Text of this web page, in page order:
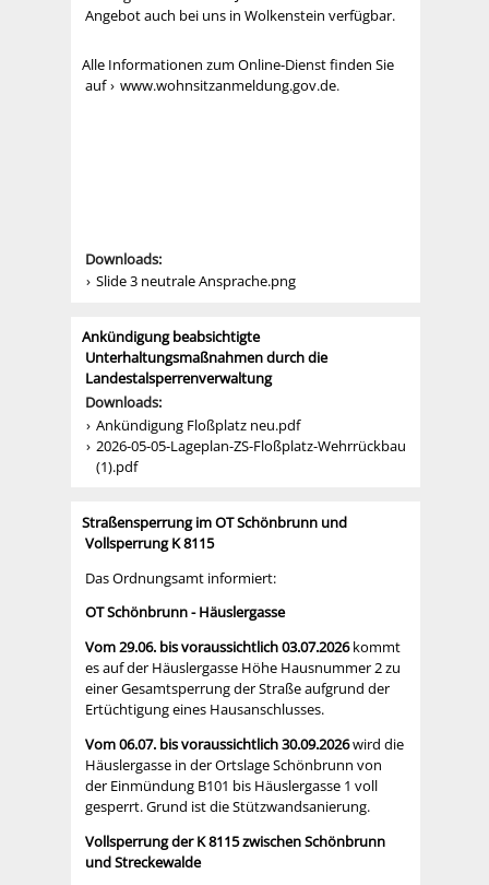
Angebot auch bei uns in Wolkenstein verfügbar.
Alle Informationen zum Online-Dienst finden Sie
auf
www.wohnsitzanmeldung.gov.de.
Downloads:
Slide 3 neutrale Ansprache.png
Ankündigung beabsichtigte
Unterhaltungsmaßnahmen durch die
Landestalsperrenverwaltung
Downloads:
Ankündigung Floßplatz neu.pdf
2026-05-05-Lageplan-ZS-Floßplatz-Wehrrückbau
(1).pdf
Straßensperrung im OT Schönbrunn und
Vollsperrung K 8115
Das Ordnungsamt informiert:
OT Schönbrunn - Häuslergasse
Vom 29.06. bis voraussichtlich 03.07.2026kommt
es auf der Häuslergasse Höhe Hausnummer 2 zu
einer Gesamtsperrung der Straße aufgrund der
Ertüchtigung eines Hausanschlusses.
Vom 06.07. bis voraussichtlich 30.09.2026wird die
Häuslergasse in der Ortslage Schönbrunn von
der Einmündung B101 bis Häuslergasse 1 voll
gesperrt. Grund ist die Stützwandsanierung.
Vollsperrung der K 8115 zwischen Schönbrunn
und Streckewalde